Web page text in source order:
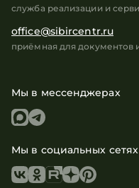
служба реализации и
office@sibircentr.ru
приёмная для документов
Мы в мессенджерах
Мы в социальных сетях